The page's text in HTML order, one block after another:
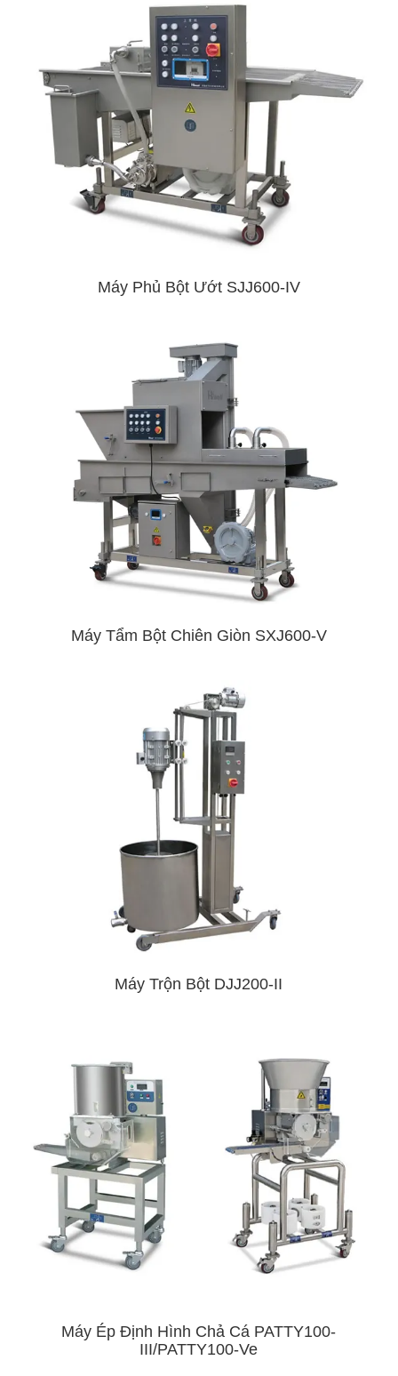
Máy Phủ Bột Ướt SJJ600-IV
Máy Tẩm Bột Chiên Giòn SXJ600-V
Máy Trộn Bột DJJ200-II
Máy Ép Định Hình Chả Cá PATTY100-
III/PATTY100-Ve